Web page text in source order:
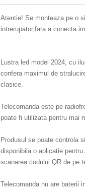
Atentie! Se monteaza pe o
intrerupator,fara a conecta
Lustra led model 2024, cu
confera maximul de
clasice.
Telecomanda este pe
poate fi utilizata pentru mai
Produsul se poate controla
disponibila o aplicatie
scanarea codului QR de pe
Telecomanda nu are baterii